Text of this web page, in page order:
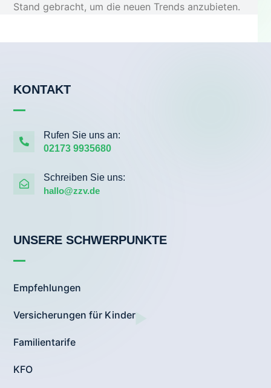
Stand gebracht, um die neuen Trends anzubieten.
KONTAKT

Rufen Sie uns an:
02173 9935680

Schreiben Sie uns:
hallo@zzv.de
UNSERE SCHWERPUNKTE
Empfehlungen
Versicherungen für Kinder
Familientarife
KFO